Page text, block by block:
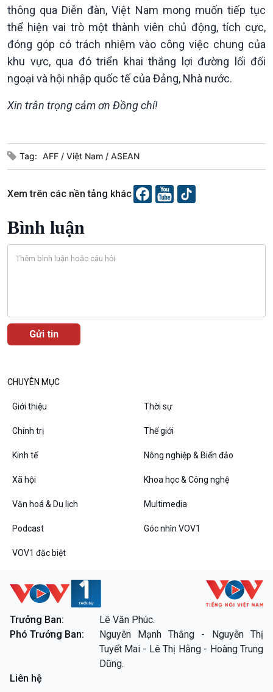
VOV1 đặc biệt
Các chương trình đặc biệt
thông qua Diễn đàn, Việt Nam mong muốn tiếp tục
thể hiện vai trò một thành viên chủ động, tích cực,
đóng góp có trách nhiệm vào công việc chung của
khu vực, qua đó triển khai thắng lợi đường lối đối
ngoại và hội nhập quốc tế của Đảng, Nhà nước.
Xin trân trọng cảm ơn Đồng chí!
Tag: AFF Việt Nam ASEAN
Xem trên các nền tảng khác
Bình luận
CHUYÊN MỤC
Giới thiệu Thời sự
Chính trị Thế giới
Kinh tế Nông nghiệp & Biển đảo
Xã hội Khoa học & Công nghệ
Văn hoá & Du lịch Multimedia
Podcast Góc nhìn VOV1
VOV1 đặc biệt
Trưởng Ban:
Lê Văn Phúc.
Phó Trưởng Ban:
Nguyễn Mạnh Thắng - Nguyễn Thị
Tuyết Mai - Lê Thị Hằng - Hoàng Trung
Dũng.
Liên hệ